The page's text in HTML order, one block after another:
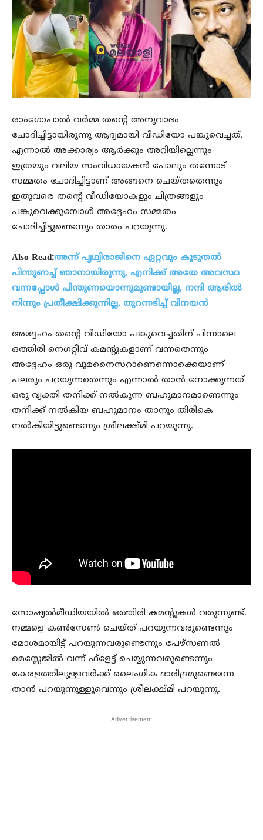
രാംഗോപാല്‍ വര്‍മ്മ തന്റെ അനുവാദം
ചോദിച്ചിട്ടായിരുന്നു ആദ്യമായി വീഡിയോ പങ്കുവെച്ചത്.
എന്നാല്‍ അക്കാര്യം ആര്‍ക്കും അറിയില്ലെന്നും
ഇത്രയും വലിയ സംവിധായകന്‍ പോലും തന്നോട്
സമ്മതം ചോദിച്ചിട്ടാണ് അങ്ങനെ ചെയ്തതെന്നും
ഇതുവരെ തന്റെ വീഡിയോകളും ചിത്രങ്ങളും
പങ്കുവെക്കുമ്പോള്‍ അദ്ദേഹം സമ്മതം
ചോദിച്ചിട്ടുണ്ടെന്നും താരം പറയുന്നു.
Also Read:അന്ന് പൃഥ്വിരാജിനെ ഏറ്റവും കൂടുതല്‍
പിന്തുണച്ച് ഞാനായിരുന്നു, എനിക്ക് അതേ അവസ്ഥ
വന്നപ്പോള്‍ പിന്തുണയൊന്നുമുണ്ടായില്ല, നന്ദി ആരില്‍
നിന്നും പ്രതീക്ഷിക്കുന്നില്ല, തുറന്നടിച്ച് വിനയന്‍
അദ്ദേഹം തന്റെ വീഡിയോ പങ്കുവെച്ചതിന് പിന്നാലെ
ഒത്തിരി നെഗറ്റീവ് കമന്റുകളാണ് വന്നതെന്നും
അദ്ദേഹം ഒരു വുമനൈസറാണെന്നൊക്കെയാണ്
പലരും പറയുന്നതെന്നും എന്നാല്‍ താന്‍ നോക്കുന്നത്
ഒരു വ്യക്തി തനിക്ക് നല്‍കുന്ന ബഹുമാനമാണെന്നും
തനിക്ക് നല്‍കിയ ബഹുമാനം താനും തിരികെ
നല്‍കിയിട്ടുണ്ടെന്നും ശ്രീലക്ഷ്മി പറയുന്നു.
സോഷ്യല്‍മീഡിയയില്‍ ഒത്തിരി കമന്റുകള്‍ വരുന്നുണ്ട്.
നമ്മളെ കണ്‍സേണ്‍ ചെയ്ത് പറയുന്നവരുണ്ടെന്നും
മോശമായിട്ട് പറയുന്നവരുണ്ടെന്നും പേഴ്‌സണല്‍
മെസ്സേജില്‍ വന്ന് ഫ്‌ളേട്ട് ചെയ്യുന്നവരുണ്ടെന്നും
കേരളത്തിലുള്ളവര്‍ക്ക് ലൈംഗിക ദാരിദ്രമുണ്ടെന്നേ
താന്‍ പറയുന്നുള്ളൂവെന്നും ശ്രീലക്ഷ്മി പറയുന്നു.
Advertisement